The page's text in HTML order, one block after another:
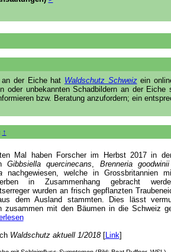
an der Eiche hat Waldschutz Schweizein
oder unbekannten Schadbildern an der Eiche
bzw. Beratung anzufordern; ein
↑
Mal haben Forscher im Herbst 2017 in
Gibbsiella quercinecans, Brenneria goodwinii
nachgewiesen, welche in Grossbritannien
in Zusammenhang gebracht
wurden an frisch gepflanzten
dem Ausland stammten. Dies lässt
zusammen mit den Bäumen in die Schweiz
Waldschutz aktuell 1/2018[Link]